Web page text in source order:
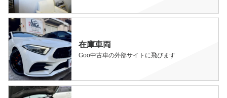
在庫車両
Goo中古車の外部サイトに飛びます